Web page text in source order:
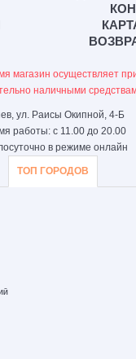
магазин осуществляет
наличными
ул. Раисы Окипной, 4-Б
работы: с 11.00 до 20.00
в режиме онлайн
ТОП ГОРОДОВ